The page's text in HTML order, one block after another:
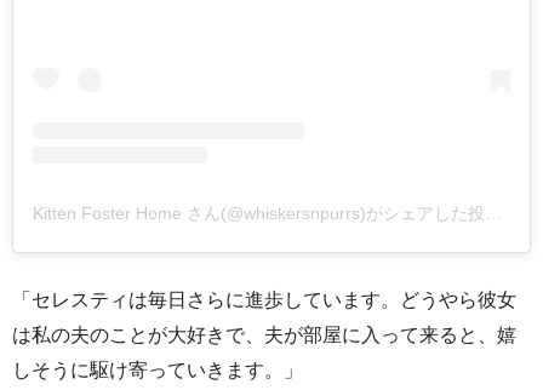
「セレスティは毎日さらに進歩しています。どうやら彼女
は私の夫のことが大好きで、夫が部屋に入って来ると、嬉
しそうに駆け寄っていきます。」